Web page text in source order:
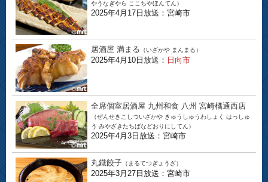
やうなぎやら ここちやほんてん）
2025年4月17日放送：宮崎市
居酒屋 満まる （いざかや まんまる）
2025年4月10日放送： 日向市
全席個室居酒屋 九州和食 八州 宮崎橘通西店
（ぜんせきこしついざかや きゅうしゅうわしょく はっしゅ
う みやざきたちばなどおりにしてん）
2025年4月3日放送：宮崎市
丸鐡餃子 （まるてつぎょうざ）
2025年3月27日放送：宮崎市